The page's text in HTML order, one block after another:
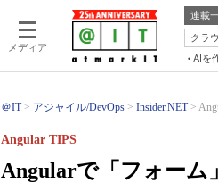
メディア
連載
クラ
AIを
＠IT アジャイル/DevOps Insider.NET
Angularで「フォーム
Angular TIPS